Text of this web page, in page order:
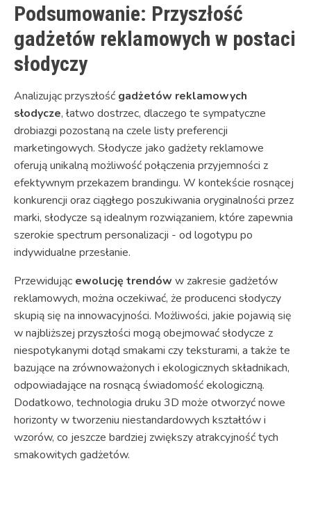
Podsumowanie: Przyszłość
gadżetów reklamowych w postaci
słodyczy
Analizując przyszłość gadżetów reklamowych
słodycze, łatwo dostrzec, dlaczego te sympatyczne
drobiazgi pozostaną na czele listy preferencji
marketingowych. Słodycze jako gadżety reklamowe
oferują unikalną możliwość połączenia przyjemności z
efektywnym przekazem brandingu. W kontekście rosnącej
konkurencji oraz ciągłego poszukiwania oryginalności przez
marki, słodycze są idealnym rozwiązaniem, które zapewnia
szerokie spectrum personalizacji - od logotypu po
indywidualne przesłanie.
Przewidując ewolucję trendów w zakresie gadżetów
reklamowych, można oczekiwać, że producenci słodyczy
skupią się na innowacyjności. Możliwości, jakie pojawią się
w najbliższej przyszłości mogą obejmować słodycze z
niespotykanymi dotąd smakami czy teksturami, a także te
bazujące na zrównoważonych i ekologicznych składnikach,
odpowiadające na rosnącą świadomość ekologiczną.
Dodatkowo, technologia druku 3D może otworzyć nowe
horizonty w tworzeniu niestandardowych kształtów i
wzorów, co jeszcze bardziej zwiększy atrakcyjność tych
smakowitych gadżetów.